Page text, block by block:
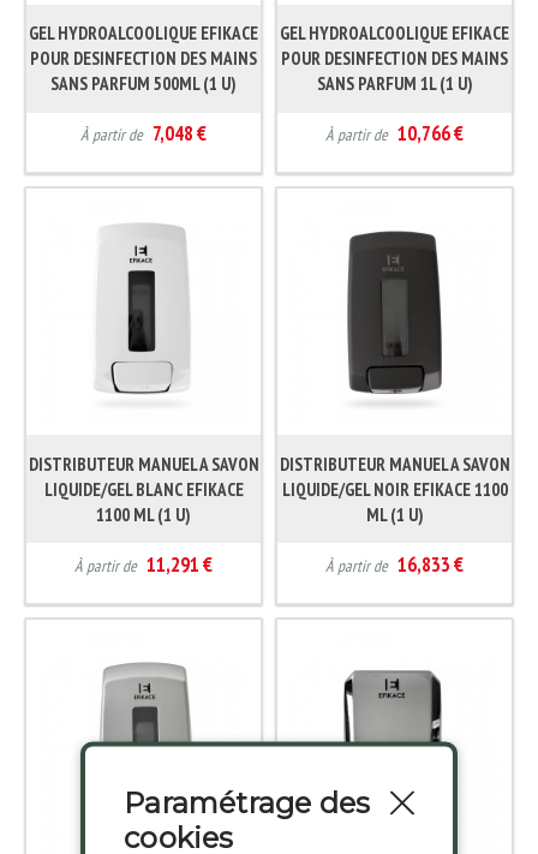
GEL HYDROALCOOLIQUE EFIKACE
POUR DESINFECTION DES MAINS
SANS PARFUM 500ML (1 U)
À partir de 7,048 €
GEL HYDROALCOOLIQUE EFIKACE
POUR DESINFECTION DES MAINS
SANS PARFUM 1L (1 U)
À partir de 10,766 €
DISTRIBUTEUR MANUEL A SAVON
LIQUIDE/GEL BLANC EFIKACE
1100 ML (1 U)
À partir de 11,291 €
DISTRIBUTEUR MANUEL A SAVON
LIQUIDE/GEL NOIR EFIKACE 1100
ML (1 U)
À partir de 16,833 €
Paramétrage des
cookies